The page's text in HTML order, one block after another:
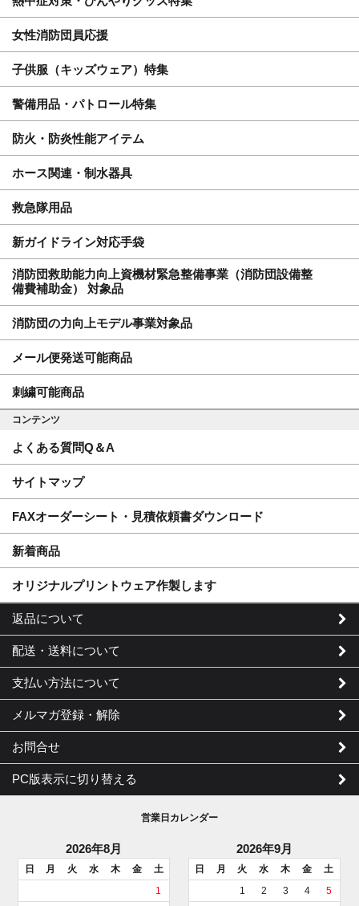
女性消防団員応援
子供服（キッズウェア）特集
警備用品・パトロール特集
防火・防炎性能アイテム
ホース関連・制水器具
救急隊用品
新ガイドライン対応手袋
消防団救助能力向上資機材緊急整備事業（消防団設備整
備費補助金） 対象品
消防団の力向上モデル事業対象品
メール便発送可能商品
刺繍可能商品
コンテンツ
よくある質問Q＆A
サイトマップ
FAXオーダーシート・見積依頼書ダウンロード
新着商品
オリジナルプリントウェア作製します
返品について
配送・送料について
支払い方法について
メルマガ登録・解除
お問合せ
PC版表示に切り替える
営業日カレンダー
2026年8月
日 月 火 水 木 金
土
1
2026年9月
日 月 火 水 木 金
土
1
2 3 4
5